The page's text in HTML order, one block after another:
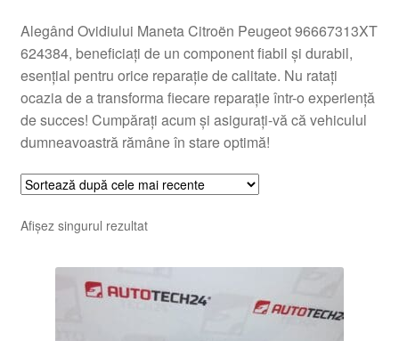
Procedura de reclamație
Termeni si conditii
Alegând Ovidiului Maneta Citroën Peugeot 96667313XT
624384, beneficiați de un component fiabil și durabil,
esențial pentru orice reparație de calitate. Nu ratați
ocazia de a transforma fiecare reparație într-o experiență
de succes! Cumpărați acum și asigurați-vă că vehiculul
dumneavoastră rămâne în stare optimă!
Afișez singurul rezultat